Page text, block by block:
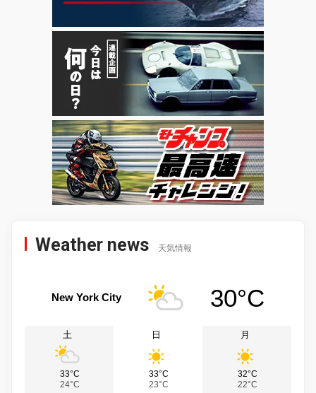
Weather news 天気情報
New York City 30°C
土
33°C
24°C
日
33°C
23°C
月
32°C
22°C